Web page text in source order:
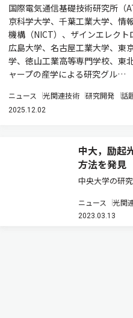
国際電気通信基礎技術研究所（
京科学大学、千葉工業大学、情
機構（NICT）、ザインエレクト
広島大学、名古屋工業大学、東
学、徳山工業高等専門学校、東
ャープの産学による研究グル…
ニュース 光関連技術 研究開発 話
2025.12.02
中大，励起
方法を発見
中央大学の研
異常ホール効
生成するスピ
ニュース 光関
2023.03.13